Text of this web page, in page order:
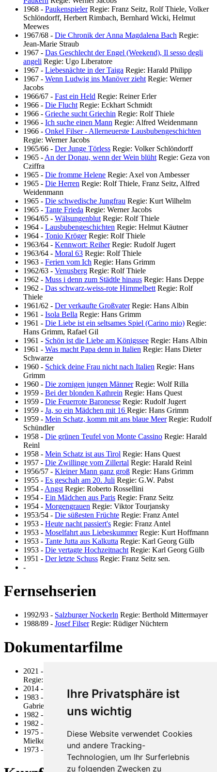
Ihre Privatsphäre ist
uns wichtig
Diese Website verwendet Cookies
und andere Tracking-
Technologien, um Ihr Surferlebnis
zu folgenden Zwecken zu
1968 - Paukenspieler Regie: Franz Seitz, Rolf Thiele, Volker
Schlöndorff, Herbert Rimbach, Bernhard Wicki, Helmut
Meewes
1967/68 - Die Chronik der Anna Magdalena Bach Regie:
Jean-Marie Straub
1967 - Das Geschlecht der Engel (Weekend), Il sesso degli
angeli Regie: Ugo Liberatore
1967 - Liebesnächte in der Taiga Regie: Harald Philipp
1967 - Wenn Ludwig ins Manöver zieht Regie: Werner
Jacobs
1966/67 - Fast ein Held Regie: Reiner Erler
1966 - Die Flucht Regie: Eckhart Schmidt
1966 - Grieche sucht Griechin Regie: Rolf Thiele
1966 - Ich suche einen Mann Regie: Alfred Weidenmann
1966 - Onkel Filser - Allerneuerste Lausbubengeschichten
Regie: Werner Jacobs
1965/66 - Der Junge Törless Regie: Volker Schlöndorff
1965 - An der Donau, wenn der Wein blüht Regie: Geza von
Cziffra
1965 - Die fromme Helene Regie: Axel von Ambesser
1965 - Die Herren Regie: Rolf Thiele, Franz Seitz, Alfred
Weidenmann
1965 - Die schwedische Jungfrau Regie: Kurt Wilhelm
1965 - Tante Frieda Regie: Werner Jacobs
1964/65 - Wälsungenblut Regie: Rolf Thiele
1964 - Lausbubengeschichten Regie: Helmut Käutner
1964 - Tonio Kröger Regie: Rolf Thiele
1963/64 - Kennwort: Reiher Regie: Rudolf Jugert
1963/64 - Moral 63 Regie: Rolf Thiele
1963 - Ferien vom Ich Regie: Hans Grimm
1962/63 - Venusberg Regie: Rolf Thiele
1962 - Muss i denn zum Städtle hinaus Regie: Hans Deppe
1962 - Das schwarz-weiss-rote Himmelbett Regie: Rolf
Thiele
1961/62 - Der verkaufte Großvater Regie: Hans Albin
1961 - Isola Bella Regie: Hans Grimm
1961 - Die Liebe ist ein seltsames Spiel (Carino mio) Regie:
Hans Grimm, Rafael Gil
1961 - Schön ist die Liebe am Königssee Regie: Hans Albin
1961 - Was macht Papa denn in Italien Regie: Hans Dieter
Schwarze
1960 - Schick deine Frau nicht nach Italien Regie: Hans
Grimm
1960 - Die zornigen jungen Männer Regie: Wolf Rilla
1959 - Bei der blonden Kathrein Regie: Hans Quest
1959 - Die Feuerrote Baronesse Regie: Rudolf Jugert
1959 - Ja, so ein Mädchen mit 16 Regie: Hans Grimm
1959 - Mein Schatz, komm mit ans blaue Meer Regie: Rudolf
Schündler
1958 - Die grünen Teufel von Monte Cassino Regie: Harald
Reinl
1958 - Mein Schatz ist aus Tirol Regie: Hans Quest
1957 - Die Zwillinge vom Zillertal Regie: Harald Reinl
1956/57 - Kleiner Mann ganz groß Regie: Hans Grimm
1955 - Es geschah am 20. Juli Regie: G.W. Pabst
1954 - Angst Regie: Roberto Rossellini
1954 - Ein Mädchen aus Paris Regie: Franz Seitz
1954 - Morgengrauen Regie: Viktor Tourjansky
1953/54 - Die süßesten Früchte Regie: Franz Antel
1953 - Heute nacht passiert's Regie: Franz Antel
1953 - Moselfahrt aus Liebeskummer Regie: Kurt Hoffmann
1953 - Tante Jutta aus Kalkutta Regie: Karl Georg Gülb
1953 - Die vertagte Hochzeitnacht Regie: Karl Georg Gülb
1951 - Der letzte Schuss Regie: Franz Seitz sen.
-
Fernsehserien
1992/93 - Salzburger Nockerln Regie: Berthold Mittermayer
1988/89 - Josef Filser Regie: Rüdiger Nüchtern
Dokumentarfilme
2021 -
Regie: Anni Seitz
2014 - Steppenlauf
Regie: Anni Seitz
1983 - Kulturelle Hautpstädte - München Regie: Franz Seitz,
Gabriele Seitz
1982 - Action Please Regie: Dr. Eberhard Mielke
1982 -
1975 - Omega - Cub Solingen Action Regie: Dr. Eberhard
Mielke
1973 - Tornado Regie: Dr. Eberhard Mielke